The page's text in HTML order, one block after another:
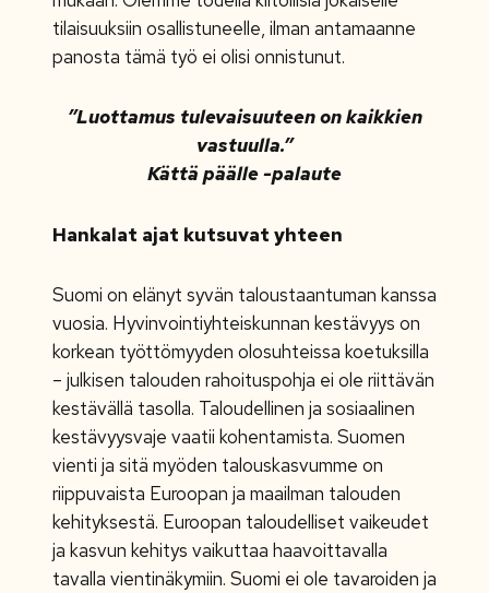
tilaisuuksiin osallistuneelle, ilman antamaanne
panosta tämä työ ei olisi onnistunut.
”Luottamus tulevaisuuteen on kaikkien
vastuulla.”
Kättä päälle -palaute
Hankalat ajat kutsuvat yhteen
Suomi on elänyt syvän taloustaantuman kanssa
vuosia. Hyvinvointiyhteiskunnan kestävyys on
korkean työttömyyden olosuhteissa koetuksilla
– julkisen talouden rahoituspohja ei ole riittävän
kestävällä tasolla. Taloudellinen ja sosiaalinen
kestävyysvaje vaatii kohentamista. Suomen
vienti ja sitä myöden talouskasvumme on
riippuvaista Euroopan ja maailman talouden
kehityksestä. Euroopan taloudelliset vaikeudet
ja kasvun kehitys vaikuttaa haavoittavalla
tavalla vientinäkymiin. Suomi ei ole tavaroiden ja